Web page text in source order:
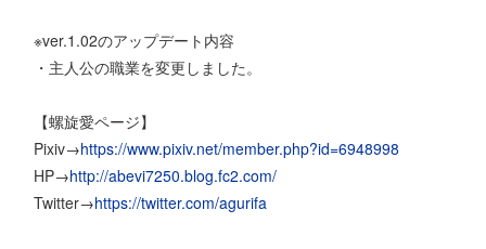
※ver.1.02のアップデート内容
・主人公の職業を変更しました。
【螺旋愛ページ】
Pixiv→https://www.pixiv.net/member.php?id=6948998
HP→http://abevi7250.blog.fc2.com/
Twitter→https://twitter.com/agurifa